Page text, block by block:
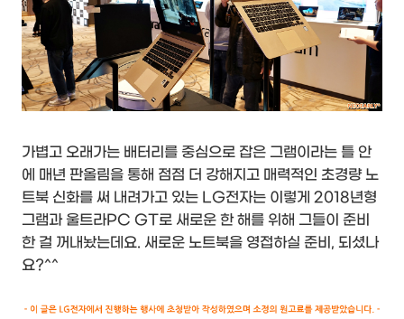
가볍고 오래가는 배터리를 중심으로 잡은 그램이라는 틀 안
에 매년 판올림을 통해 점점 더 강해지고 매력적인 초경량 노
트북 신화를 써 내려가고 있는 LG전자는 이렇게 2018년형
그램과 울트라PC GT로 새로운 한 해를 위해 그들이 준비
한 걸 꺼내놨는데요. 새로운 노트북을 영접하실 준비, 되셨나
요?^^